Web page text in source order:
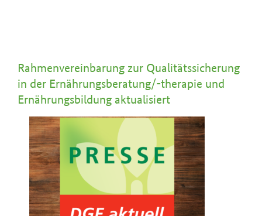
Rahmenvereinbarung zur Qualitätssicherung
in der Ernährungsberatung/-therapie und
Ernährungsbildung aktualisiert